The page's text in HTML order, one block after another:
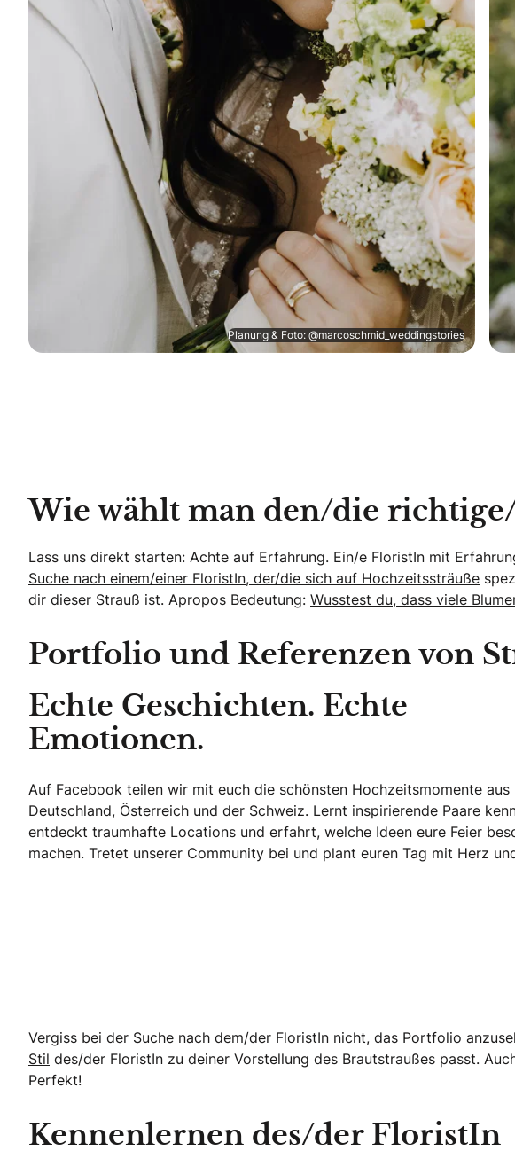
Planung & Foto: @marcoschmid_weddingstories
Wie wählt man den/die
Lass uns direkt starten: Achte auf Erfahrung. Ein/e FloristIn mit
Suche nach einem/einer FloristIn, der/die sich auf Hochzeitssträuße
dir dieser Strauß ist. Apropos Bedeutung: Wusstest du, dass viele
Portfolio und Referenzen von
Echte Geschichten. Echte
Emotionen.
Auf Facebook teilen wir mit euch die schönsten Hochzeitsmomente aus
Deutschland, Österreich und der Schweiz. Lernt inspirierende Paare
entdeckt traumhafte Locations und erfahrt, welche Ideen eure Feier
machen. Tretet unserer Community bei und plant euren Tag mit Herz
Vergiss bei der Suche nach dem/der FloristIn nicht, das Portfolio
Stil des/der FloristIn zu deiner Vorstellung des Brautstraußes passt.
Perfekt!
Kennenlernen des/der FloristIn